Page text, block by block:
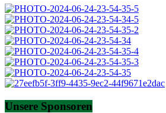
Unsere Sponsoren